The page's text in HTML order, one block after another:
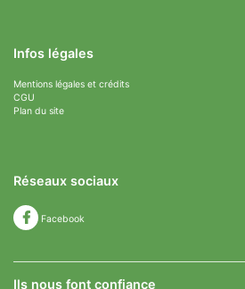
Infos légales
Mentions légales et crédits
CGU
Plan du site
Réseaux sociaux
Facebook
Ils nous font confiance